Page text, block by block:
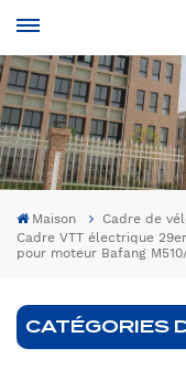
Maison
Cadre de
Cadre VTT électrique
pour moteur Bafang
CATÉGORIES